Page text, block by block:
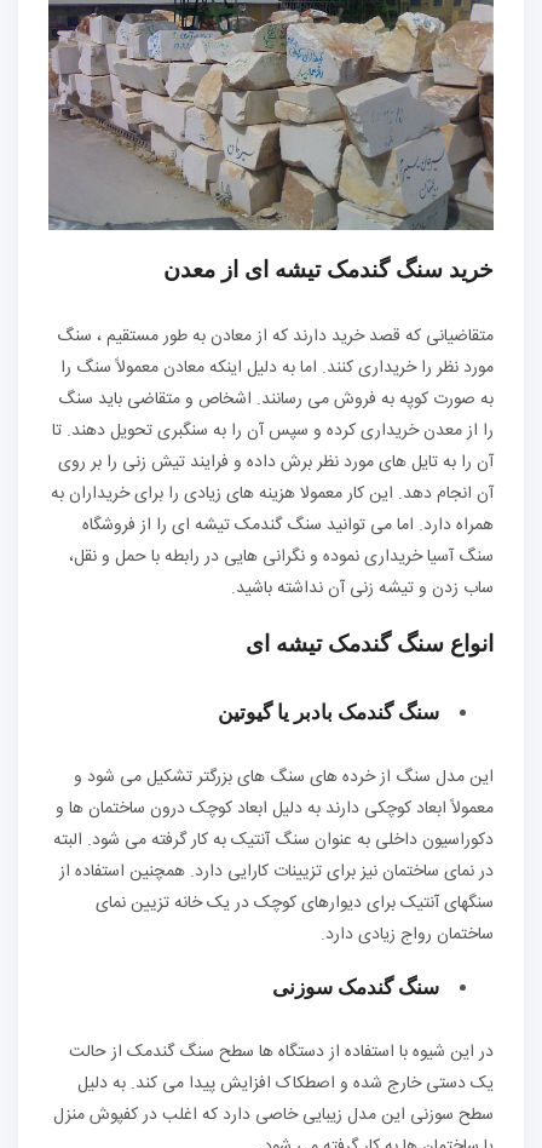
خرید سنگ گندمک تیشه ای از معدن
متقاضیانی که قصد خرید دارند که از معادن به طور مستقیم ، سنگ
مورد نظر را خریداری کنند. اما به دلیل اینکه معادن معمولاً سنگ را
به صورت کوپه به فروش می رسانند. اشخاص و متقاضی باید سنگ
را از معدن خریداری کرده و سپس آن را به سنگبری تحویل دهند. تا
آن را به تایل های مورد نظر برش داده و فرایند تیش زنی را بر روی
آن انجام دهد. این کار معمولا هزینه های زیادی را برای خریداران به
همراه دارد. اما می توانید سنگ گندمک تیشه ای را از فروشگاه
سنگ آسیا خریداری نموده و نگرانی هایی در رابطه با حمل و نقل،
ساب زدن و تیشه زنی آن نداشته باشید.
انواع سنگ گندمک تیشه ای
سنگ گندمک بادبر یا گیوتین
این مدل سنگ از خرده های سنگ های بزرگتر تشکیل می شود و
معمولاً ابعاد کوچکی دارند به دلیل ابعاد کوچک درون ساختمان ها و
دکوراسیون داخلی به عنوان سنگ آنتیک به کار گرفته می شود. البته
در نمای ساختمان نیز برای تزیینات کارایی دارد. همچنین استفاده از
سنگهای آنتیک برای دیوارهای کوچک در یک خانه تزیین نمای
ساختمان رواج زیادی دارد.
سنگ گندمک سوزنی
در این شیوه با استفاده از دستگاه ها سطح سنگ گندمک از حالت
یک دستی خارج شده و اصطکاک افزایش پیدا می کند. به دلیل
سطح سوزنی این مدل زیبایی خاصی دارد که اغلب در کفپوش منزل